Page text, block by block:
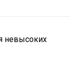
невысоких